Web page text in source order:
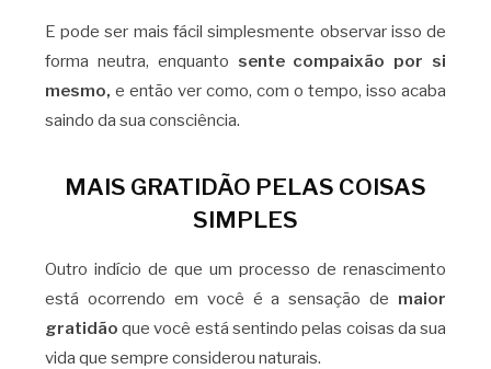
E pode ser mais fácil simplesmente observar isso de
forma neutra, enquanto sente compaixão por si
mesmo, e então ver como, com o tempo, isso acaba
saindo da sua consciência.
MAIS GRATIDÃO PELAS COISAS
SIMPLES
Outro indício de que um processo de renascimento
está ocorrendo em você é a sensação de maior
gratidão que você está sentindo pelas coisas da sua
vida que sempre considerou naturais.